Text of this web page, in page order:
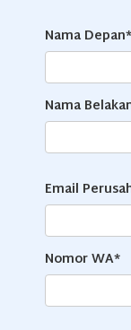
Nama Depan*
Nama
Email
Nomor WA*